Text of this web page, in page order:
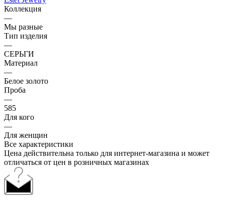
Коллекция
—
Мы разные
Тип изделия
—
СЕРЬГИ
Материал
—
Белое золото
Проба
—
585
Для кого
—
Для женщин
Все характеристики
Цена действительна только для интернет-магазина и может
отличаться от цен в розничных магазинах